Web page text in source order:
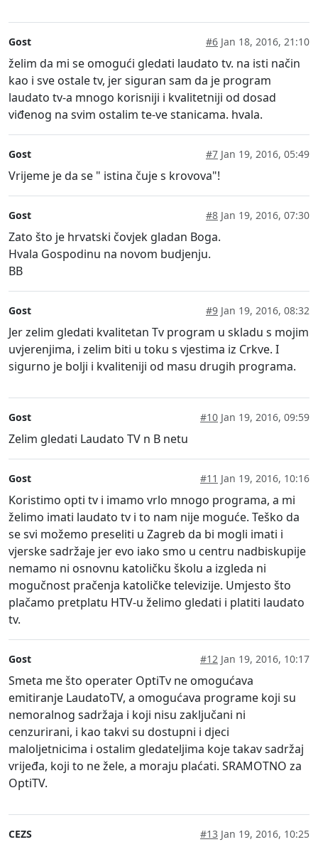
Gost #6 Jan 18, 2016, 21:10
želim da mi se omogući gledati laudato tv. na isti način
kao i sve ostale tv, jer siguran sam da je program
laudato tv-a mnogo korisniji i kvalitetniji od dosad
viđenog na svim ostalim te-ve stanicama. hvala.
Gost #7 Jan 19, 2016, 05:49
Vrijeme je da se " istina čuje s krovova"!
Gost #8 Jan 19, 2016, 07:30
Zato što je hrvatski čovjek gladan Boga.
Hvala Gospodinu na novom budjenju.
BB
Gost #9 Jan 19, 2016, 08:32
Jer zelim gledati kvalitetan Tv program u skladu s mojim
uvjerenjima, i zelim biti u toku s vjestima iz Crkve. I
sigurno je bolji i kvaliteniji od masu drugih programa.
Gost #10 Jan 19, 2016, 09:59
Zelim gledati Laudato TV n B netu
Gost #11 Jan 19, 2016, 10:16
Koristimo opti tv i imamo vrlo mnogo programa, a mi
želimo imati laudato tv i to nam nije moguće. Teško da
se svi možemo preseliti u Zagreb da bi mogli imati i
vjerske sadržaje jer evo iako smo u centru nadbiskupije
nemamo ni osnovnu katoličku školu a izgleda ni
mogučnost pračenja katoličke televizije. Umjesto što
plačamo pretplatu HTV-u želimo gledati i platiti laudato
tv.
Gost #12 Jan 19, 2016, 10:17
Smeta me što operater OptiTv ne omogućava
emitiranje LaudatoTV, a omogućava programe koji su
nemoralnog sadržaja i koji nisu zaključani ni
cenzurirani, i kao takvi su dostupni i djeci
maloljetnicima i ostalim gledateljima koje takav sadržaj
vrijeđa, koji to ne žele, a moraju plaćati. SRAMOTNO za
OptiTV.
CEZS #13 Jan 19, 2016, 10:25